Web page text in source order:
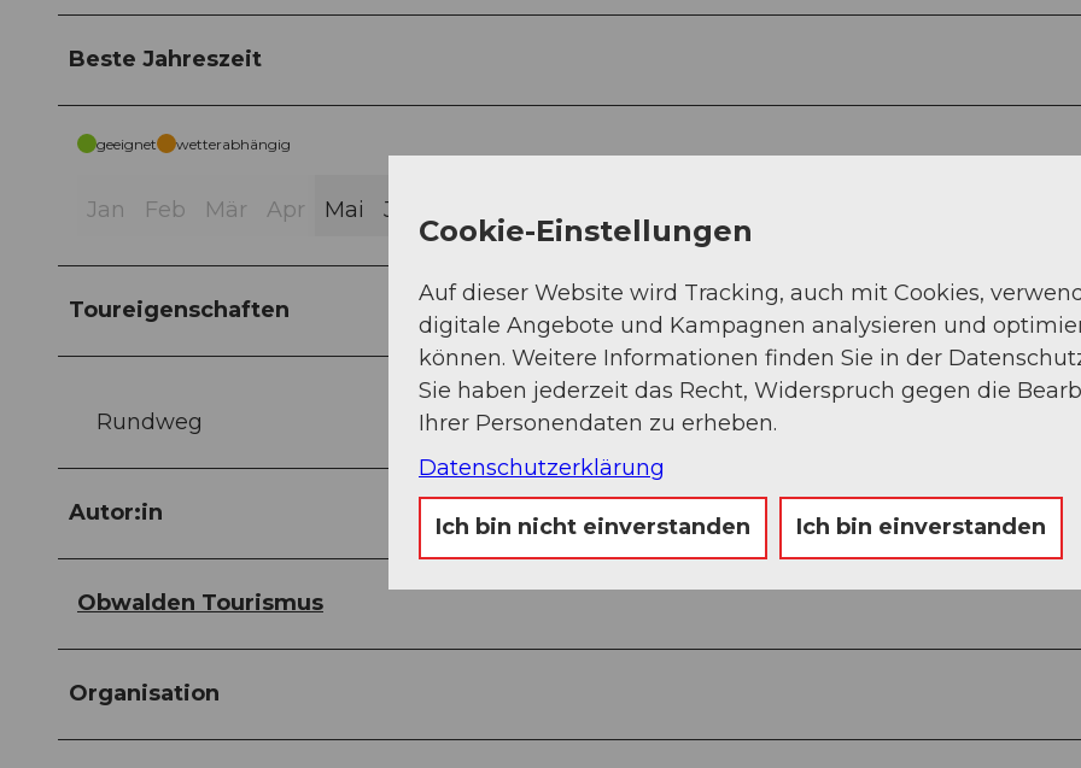
Beste Jahreszeit
geeignet wetterabhängig
Jan Feb Mär Apr Mai Jun
Toureigenschaften
Rundweg
Autor:in
Obwalden Tourismus
Organisation
Cookie-Einstellungen
Auf dieser Website wird Tracking, auch mit Cookies,
digitale Angebote und Kampagnen analysieren und
können. Weitere Informationen finden Sie in der
Sie haben jederzeit das Recht, Widerspruch gegen die
Ihrer Personendaten zu erheben.
Datenschutzerklärung
Ich bin nicht einverstanden Ich bin einverstanden